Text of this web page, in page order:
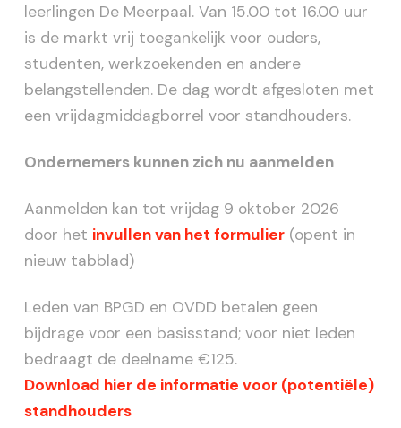
leerlingen De Meerpaal. Van 15.00 tot 16.00 uur
is de markt vrij toegankelijk voor ouders,
studenten, werkzoekenden en andere
belangstellenden. De dag wordt afgesloten met
een vrijdagmiddagborrel voor standhouders.
Ondernemers kunnen zich nu aanmelden
Aanmelden kan tot vrijdag 9 oktober 2026
door het invullen van het formulier(opent in
nieuw tabblad)
Leden van BPGD en OVDD betalen geen
bijdrage voor een basisstand; voor niet leden
bedraagt de deelname €125.
Download hier de informatie voor (potentiële)
standhouders